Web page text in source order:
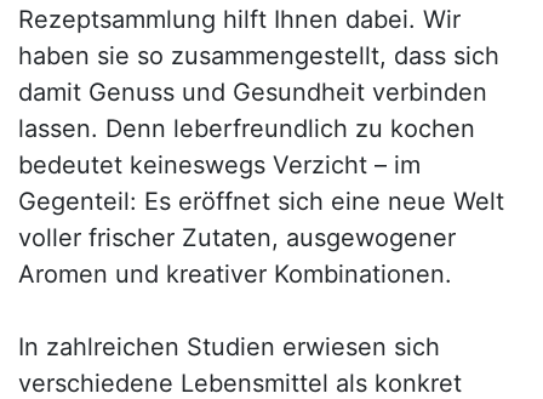
Rezeptsammlung hilft Ihnen dabei. Wir
haben sie so zusammengestellt, dass sich
damit Genuss und Gesundheit verbinden
lassen. Denn leberfreundlich zu kochen
bedeutet keineswegs Verzicht – im
Gegenteil: Es eröffnet sich eine neue Welt
voller frischer Zutaten, ausgewogener
Aromen und kreativer Kombinationen.
In zahlreichen Studien erwiesen sich
verschiedene Lebensmittel als konkret